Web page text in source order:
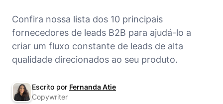
Confira nossa lista dos 10 principais
fornecedores de leads B2B para ajudá-lo a
criar um fluxo constante de leads de alta
qualidade direcionados ao seu produto.
Escrito por Fernanda Atie
Copywriter